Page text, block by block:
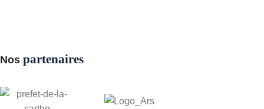
Nos partenaires